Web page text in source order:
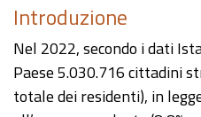
Introduzione
Nel 2022, secondo i dati
Paese 5.030.716 cittadini
totale dei residenti), in